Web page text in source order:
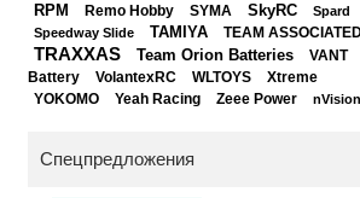
RPM Remo Hobby SYMA SkyRC
Spard
Speedway Slide
TAMIYA TEAM
TRAXXAS Team Orion Batteries
VANT
Battery
VolantexRC WLTOYS Xtreme
YOKOMO Yeah Racing Zeee Power nVision
Спецпредложения